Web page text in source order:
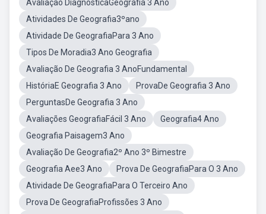
Avaliação DiagnósticaGeografia 3 Ano
Atividades De Geografia3ºano
Atividade De GeografiaPara 3 Ano
Tipos De Moradia3 Ano Geografia
Avaliação De Geografia 3 AnoFundamental
HistóriaE Geografia 3 Ano
ProvaDe Geografia 3 Ano
PerguntasDe Geografia 3 Ano
Avaliações GeografiaFácil 3 Ano
Geografia4 Ano
Geografia Paisagem3 Ano
Avaliação De Geografia2º Ano 3º Bimestre
Geografia Aee3 Ano
Prova De GeografiaPara O 3 Ano
Atividade De GeografiaPara O Terceiro Ano
Prova De GeografiaProfissões 3 Ano